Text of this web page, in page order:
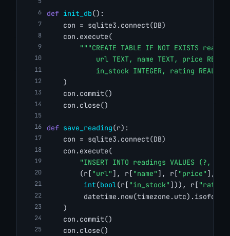
def init_db():
    con = sqlite3.connect(DB)
    con.execute(
"""CREATE TABLE IF NOT EXISTS
url TEXT, name TEXT, price
in_stock INTEGER, rating REAL,
    )
    con.commit()
    con.close()
def save_reading(r):
    con = sqlite3.connect(DB)
    con.execute(
"INSERT INTO readings VALUES (?,
        (r[
"url" ], r[ "name" ], r[ "price" ], r[
int(bool(r[ "in_stock" ])), r[
    )
    con.commit()
    con.close()